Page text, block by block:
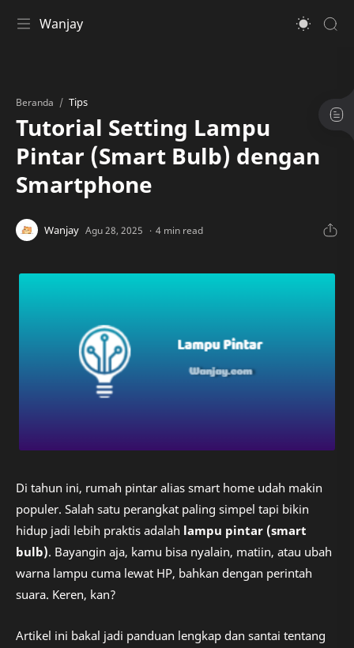
Wanjay
Beranda Tips
Tutorial Setting Lampu
Pintar (Smart Bulb) dengan
Smartphone
4 min read
Di tahun ini, rumah pintar alias smart home udah makin
populer. Salah satu perangkat paling simpel tapi bikin
hidup jadi lebih praktis adalah lampu pintar (smart
bulb). Bayangin aja, kamu bisa nyalain, matiin, atau ubah
warna lampu cuma lewat HP, bahkan dengan perintah
suara. Keren, kan?
Artikel ini bakal jadi panduan lengkap dan santai tentang